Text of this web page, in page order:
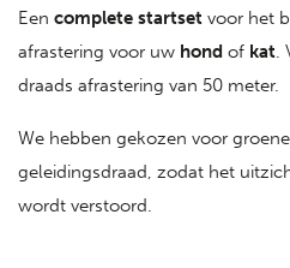
Een complete startset voor het
afrastering voor uw hond of kat.
draads afrastering van 50 meter.
We hebben gekozen voor
geleidingsdraad, zodat het
wordt verstoord.